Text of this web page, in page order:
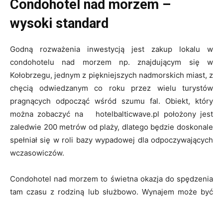
Condohotel nad morzem –
wysoki standard
Godną rozważenia inwestycją jest zakup lokalu w
condohotelu nad morzem np. znajdującym się w
Kołobrzegu, jednym z piękniejszych nadmorskich miast, z
chęcią odwiedzanym co roku przez wielu turystów
pragnących odpocząć wśród szumu fal. Obiekt, który
można zobaczyć na hotelbalticwave.pl położony jest
zaledwie 200 metrów od plaży, dlatego będzie doskonale
spełniał się w roli bazy wypadowej dla odpoczywających
wczasowiczów.
Condohotel nad morzem to świetna okazja do spędzenia
tam czasu z rodziną lub służbowo. Wynajem może być